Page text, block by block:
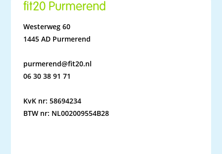
fit20 Purmerend
Westerweg 60
1445 AD Purmerend
purmerend@fit20.nl
06 30 38 91 71
KvK nr: 58694234
BTW nr: NL002009554B28